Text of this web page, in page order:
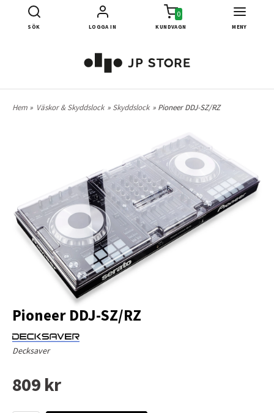
SÖK LOGGA IN
0
KUNDVAGN MENY
Hem » Väskor & Skyddslock » Skyddslock » Pioneer DDJ-SZ/RZ
Pioneer DDJ-SZ/RZ
Decksaver
809 kr